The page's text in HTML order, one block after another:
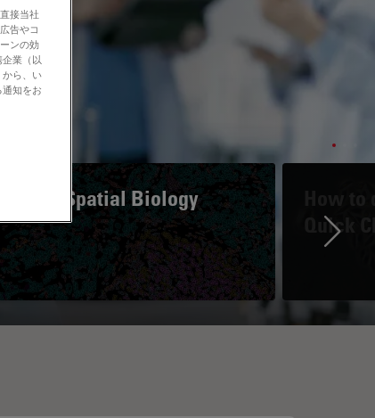
to Spatial Biology
Quick
接当社
告やコ
ンの効
業（以
ら、い
知をお